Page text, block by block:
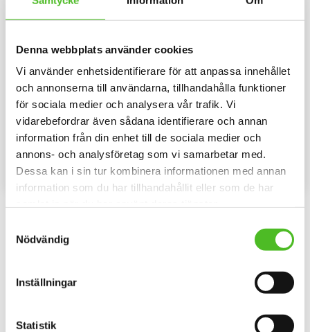
Denna webbplats använder cookies
Vi använder enhetsidentifierare för att anpassa innehållet
och annonserna till användarna, tillhandahålla funktioner
för sociala medier och analysera vår trafik. Vi
vidarebefordrar även sådana identifierare och annan
information från din enhet till de sociala medier och
annons- och analysföretag som vi samarbetar med.
Dessa kan i sin tur kombinera informationen med annan
information som du har tillhandahållit eller som de har
Nödvändig
Inställningar
Statistik
Tygkasse med Älghuvud
Miljövänlig tygkasse 41x45cm
med 17,5cm botten i 100%
bomull 250g med ett motiv av ett
Älghuvud . Motivstorlek ca
24x24cm.
98
Lägg till i favoriter
KÖP
Tygkasse med ett
Miljövänlig tygkasse 41x45cm
med 17,5cm botten i 100%
bomull 250g med ett motiv av en
98
Lägg
KÖP